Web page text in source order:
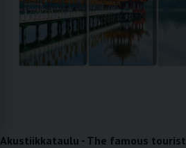
Akustiikkataulu - The famous tourist